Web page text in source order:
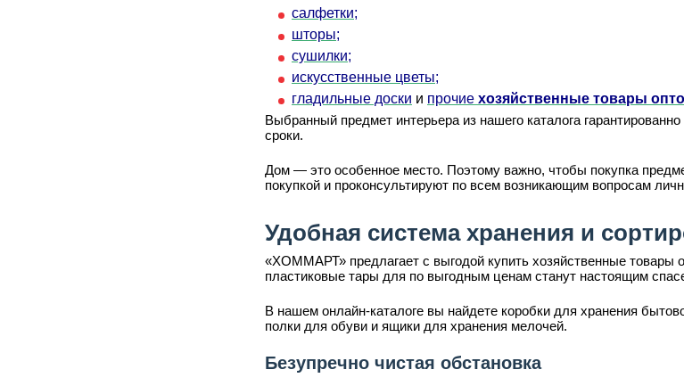
салфетки;
шторы;
сушилки;
искусственные цветы;
гладильные доски и прочие хозяйственные товары
Выбранный предмет интерьера из нашего каталога
сроки.
Дом — это особенное место. Поэтому важно, чтобы покупка
покупкой и проконсультируют по всем возникающим вопросам
Удобная система хранения и
«ХОММАРТ» предлагает с выгодой купить хозяйственные
пластиковые тары для по выгодным ценам станут настоящим
В нашем онлайн-каталоге вы найдете коробки для хранения
полки для обуви и ящики для хранения мелочей.
Безупречно чистая обстановка